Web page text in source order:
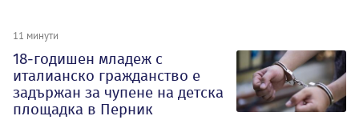
11 минути
18-годишен младеж с
италианско гражданство е
задържан за чупене на детска
площадка в Перник